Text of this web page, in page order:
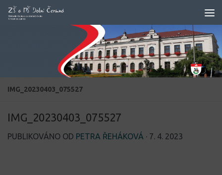
Skip to content
IMG_20230403_075527
IMG_20230403_075527
PUBLIKOVÁNO OD PETRA ŘEHÁKOVÁ · 7. 4. 2023